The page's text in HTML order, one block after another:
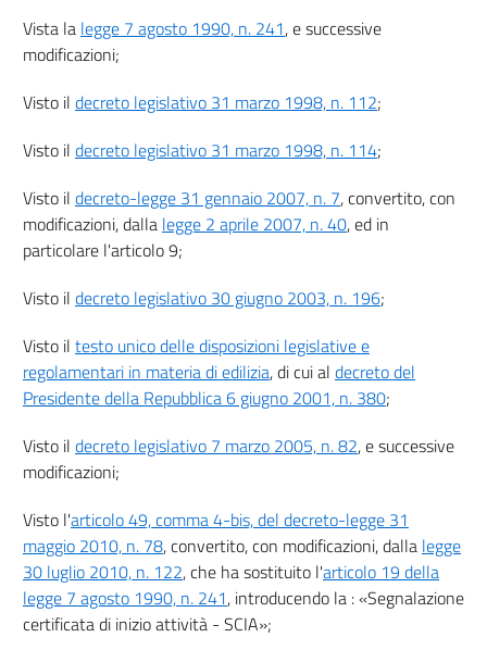
((PARTE I
art. 1
art. 2
art. 4
((PARTE II
art. 5
art. 6
art. 7
art. 8
art. 9
art. 10
art. 11
((PARTE III
Servizi informativi, gestione telematica del procedimento e modalità di
interazione))
art. 12
Vista la legge 7 agosto 1990, n. 241, e successive
modificazioni;
Visto il decreto legislativo 31 marzo 1998, n. 112;
Visto il decreto legislativo 31 marzo 1998, n. 114;
Visto il decreto-legge 31 gennaio 2007, n. 7, convertito, con
modificazioni, dalla legge 2 aprile 2007, n. 40, ed in
particolare l'articolo 9;
Visto il decreto legislativo 30 giugno 2003, n. 196;
Visto il testo unico delle disposizioni legislative e
regolamentari in materia di edilizia, di cui al decreto del
Presidente della Repubblica 6 giugno 2001, n. 380;
Visto il decreto legislativo 7 marzo 2005, n. 82, e successive
modificazioni;
Visto l'articolo 49, comma 4-bis, del decreto-legge 31
maggio 2010, n. 78, convertito, con modificazioni, dalla legge
30 luglio 2010, n. 122, che ha sostituito l'articolo 19 della
legge 7 agosto 1990, n. 241, introducendo la : «Segnalazione
certificata di inizio attività - SCIA»;